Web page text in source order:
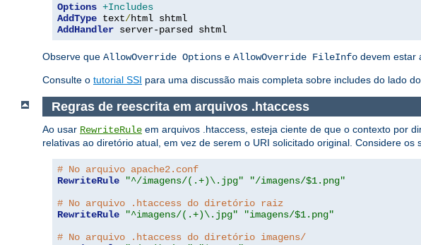
Options +Includes
AddType text/
AddHandler server-parsed shtml
Observe que AllowOverride Options e AllowOverride FileInfo devem estar
Consulte o tutorial SSI para uma discussão mais completa sobre includes do lado
Regras de reescrita em arquivos .htaccess
Ao usar RewriteRule em arquivos .htaccess, esteja ciente de que o contexto por
relativas ao diretório atual, em vez de serem o URI solicitado original. Considere os
# No arquivo apache2.conf
RewriteRule
"^/imagens/(.+)\.jpg"
"/imagens/$1.png"
# No arquivo .htaccess do diretório raiz
RewriteRule
"^imagens/(.+)\.jpg"
"imagens/$1.png"
# No arquivo .htaccess do diretório imagens/